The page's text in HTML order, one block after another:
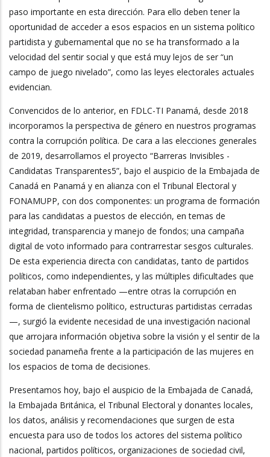
paso importante en esta dirección. Para ello deben tener la
oportunidad de acceder a esos espacios en un sistema político
partidista y gubernamental que no se ha transformado a la
velocidad del sentir social y que está muy lejos de ser “un
campo de juego nivelado”, como las leyes electorales actuales
evidencian.
Convencidos de lo anterior, en FDLC-TI Panamá, desde 2018
incorporamos la perspectiva de género en nuestros programas
contra la corrupción política. De cara a las elecciones generales
de 2019, desarrollamos el proyecto “Barreras Invisibles -
Candidatas Transparentes5”, bajo el auspicio de la Embajada de
Canadá en Panamá y en alianza con el Tribunal Electoral y
FONAMUPP, con dos componentes: un programa de formación
para las candidatas a puestos de elección, en temas de
integridad, transparencia y manejo de fondos; una campaña
digital de voto informado para contrarrestar sesgos culturales.
De esta experiencia directa con candidatas, tanto de partidos
políticos, como independientes, y las múltiples dificultades que
relataban haber enfrentado —entre otras la corrupción en
forma de clientelismo político, estructuras partidistas cerradas
—, surgió la evidente necesidad de una investigación nacional
que arrojara información objetiva sobre la visión y el sentir de la
sociedad panameña frente a la participación de las mujeres en
los espacios de toma de decisiones.
Presentamos hoy, bajo el auspicio de la Embajada de Canadá,
la Embajada Británica, el Tribunal Electoral y donantes locales,
los datos, análisis y recomendaciones que surgen de esta
encuesta para uso de todos los actores del sistema político
nacional, partidos políticos, organizaciones de sociedad civil,